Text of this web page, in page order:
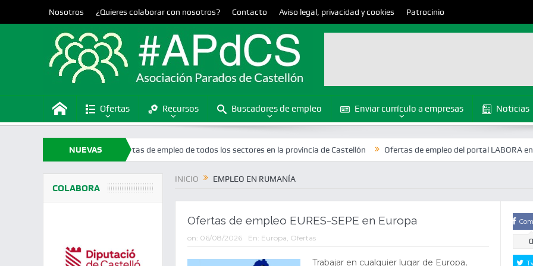
Nosotros ¿Quieres colaborar con nosotros? Contacto Aviso legal, privacidad y cookies Patrocinio
Ofertas Recursos Buscadores de empleo Enviar currículo a empresas Noticias
NUEVAS
OFERTAS
Ofertas de empleo de todos los sectores en la provincia de Castellón Ofertas de empleo del portal LABORA en la
INICIO EMPLEO EN RUMANÍA
Ofertas de empleo EURES-SEPE en Europa
on: 06/08/2026 En: Europa, Ofertas
Trabajar en cualquier lugar de Europa,
0
COLABORA